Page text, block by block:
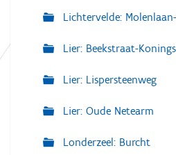
Lichtervelde:
Lier: Beekstraat-
Lier: Lispersteenweg
Lier: Oude Netearm
Londerzeel: Burcht